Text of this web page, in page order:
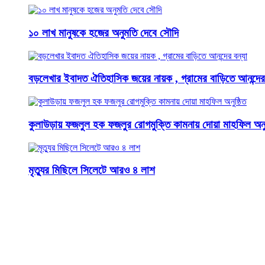
১০ লাখ মানুষকে হজের অনুমতি দেবে সৌদি
বড়লেখার ইবাদত ঐতিহাসিক জয়ের নায়ক , গ্রামের বাড়িতে
কুলাউড়ায় ফজলুল হক ফজলুর রোগমুক্তি কামনায় দোয়া মাহফিল
মৃত্যুর মিছিলে সিলেটে আরও ৪ লাশ